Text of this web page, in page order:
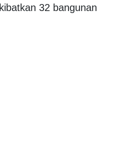
32 bangunan